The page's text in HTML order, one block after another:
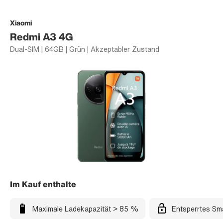
Xiaomi
Redmi A3 4G
Dual-SIM | 64GB | Grün | Akzeptabler Zustand
Im Kauf enthalte
Maximale Ladekapazität > 85 % Entsperrtes